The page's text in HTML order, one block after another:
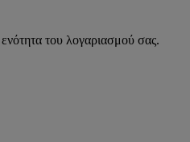
του λογαριασμού σας.